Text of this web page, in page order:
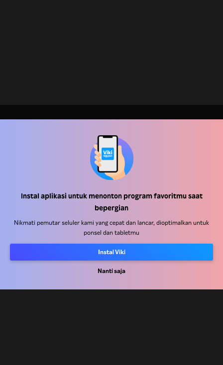
Instal aplikasi untuk menonton program favoritmu saat
bepergian
Nikmati pemutar seluler kami yang cepat dan lancar, dioptimalkan untuk
ponsel dan tabletmu
Instal Viki
Nanti saja
Pusat Bantuan